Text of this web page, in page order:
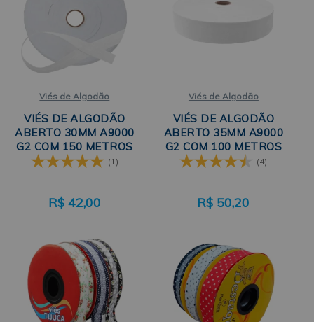
Viés de Algodão
VIÉS DE ALGODÃO
ABERTO 30MM A9000
G2 COM 150 METROS
PERIPAN
(1)
R$ 42,00
Viés de Algodão
VIÉS DE ALGODÃO
ABERTO 35MM A9000
G2 COM 100 METROS
PERIPAN
(4)
R$ 50,20